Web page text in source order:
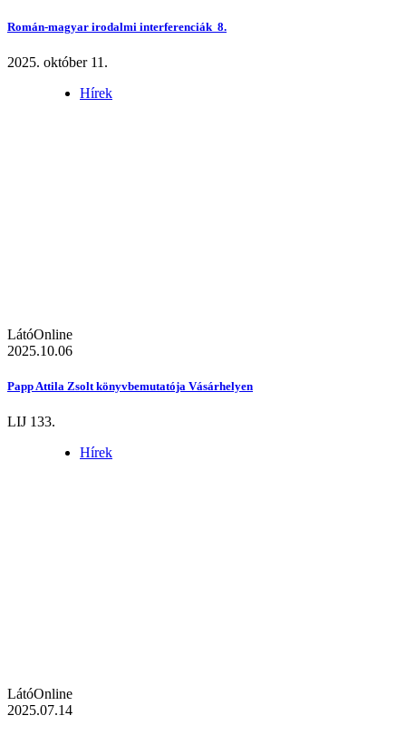
Román-magyar irodalmi interferenciák 8.
2025. október 11.
Hírek
LátóOnline
2025.10.06
Papp Attila Zsolt könyvbemutatója Vásárhelyen
LIJ 133.
Hírek
LátóOnline
2025.07.14